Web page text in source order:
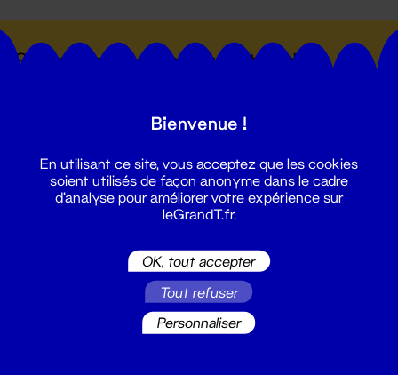
Suivez toutes les actualités du
Bienvenue !
En utilisant ce site, vous acceptez que les cookies
soient utilisés de façon anonyme dans le cadre
d'analyse pour améliorer votre expérience sur
leGrandT.fr.
OK, tout accepter
Tout refuser
Personnaliser